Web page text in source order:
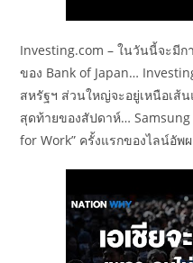
Investing.com – ในวันนี้จะมีก
ของ Bank of Japan…
สหรัฐฯ ส่วนใหญ่จะอยู่เหนือเส้
สุดท้ายของสัปดาห์… Samsung
for Work” ครั้งแรกของไลน์อั